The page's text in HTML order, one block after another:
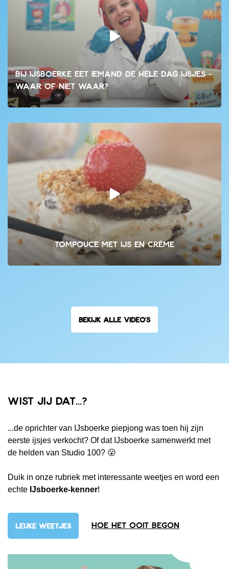
Bij IJsboerke eet iemand de hele dag ijsjes -
waar of niet waar?
Tompouce met ijs en crème
BEKIJK ALLE VIDEO'S
Wist jij dat...?
...de oprichter van IJsboerke piepjong was toen hij zijn
eerste ijsjes verkocht? Of dat IJsboerke samenwerkt met
de helden van Studio 100? 😮
Duik in onze rubriek met interessante weetjes en word een
echte IJsboerke-kenner!
LEUKE WEETJES Hoe het ooit begon